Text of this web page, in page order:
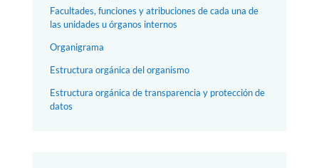
Facultades, funciones y atribuciones de cada una de
las unidades u órganos internos
Organigrama
Estructura orgánica del organismo
Estructura orgánica de transparencia y protección de
datos